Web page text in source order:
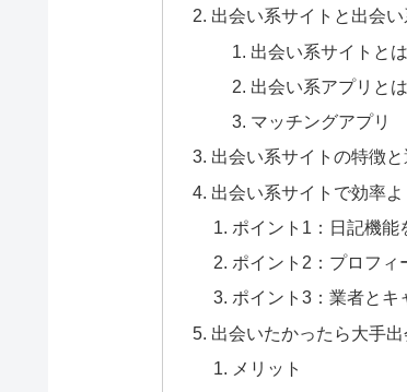
出会い系サイトと出会
出会い系サイトとは
出会い系アプリとは
マッチングアプリ
出会い系サイトの特徴
出会い系サイトで効率
ポイント1：日記機能
ポイント2：プロフ
ポイント3：業者とキ
出会いたかったら大手
メリット